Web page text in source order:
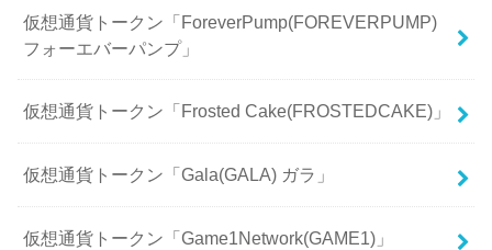
仮想通貨トークン「ForeverPump(FOREVERPUMP)
フォーエバーパンプ」
仮想通貨トークン「Frosted Cake(FROSTEDCAKE)」
仮想通貨トークン「Gala(GALA) ガラ」
仮想通貨トークン「Game1Network(GAME1)」